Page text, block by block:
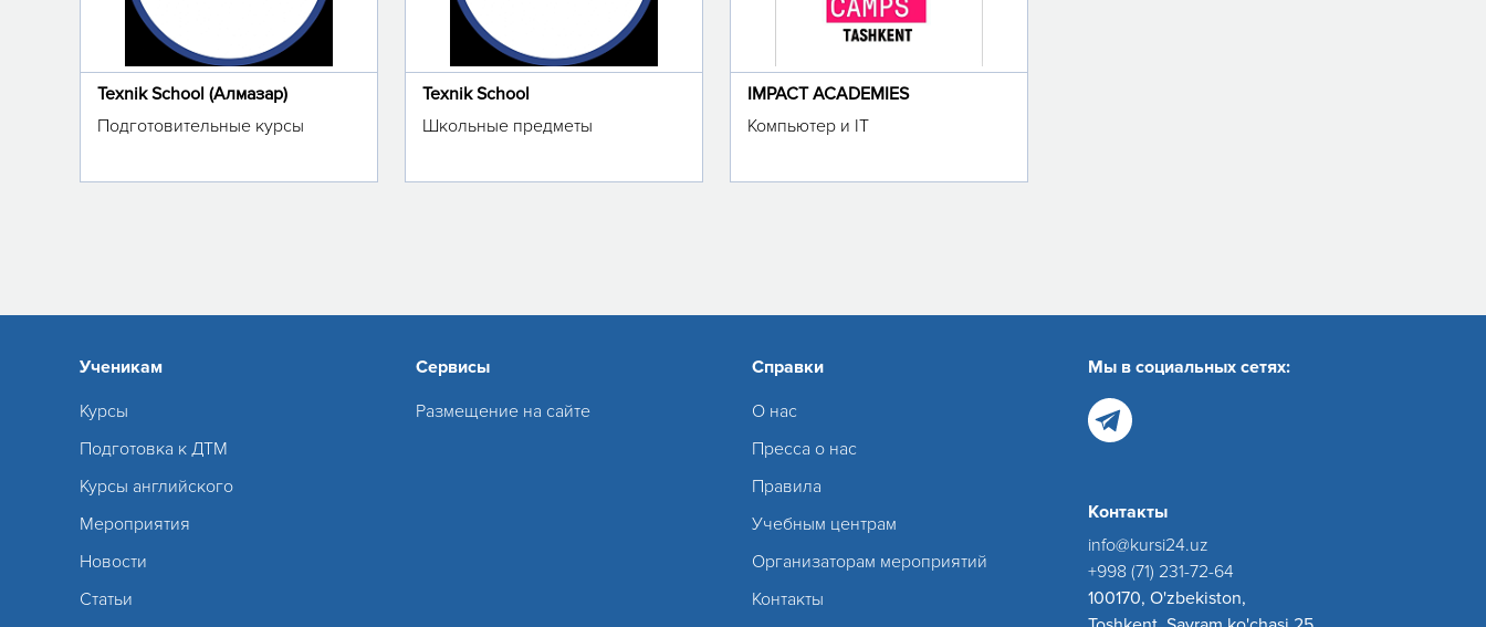
Texnik School (Алмазар)
Подготовительные курсы
Texnik School
Школьные предметы
IMPACT ACADEMIES
Компьютер и IT
Ученикам
Курсы
Подготовка к ДТМ
Курсы английского
Мероприятия
Новости
Статьи
Сервисы
Размещение на сайте
Справки
О нас
Пресса о нас
Правила
Учебным центрам
Организаторам мероприятий
Контакты
Мы в социальных сетях:
Контакты
info@kursi24.uz
+998 (71) 231-72-64
100170, O'zbekiston,